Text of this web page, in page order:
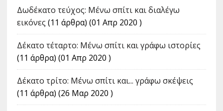
Δωδέκατο τεύχος: Μένω σπίτι και διαλέγω
εικόνες (11 άρθρα) (01 Απρ 2020 )
Δέκατο τέταρτο: Μένω σπίτι και γράφω ιστορίες
(11 άρθρα) (01 Απρ 2020 )
Δέκατο τρίτο: Μένω σπίτι και... γράφω σκέψεις
(11 άρθρα) (26 Μαρ 2020 )